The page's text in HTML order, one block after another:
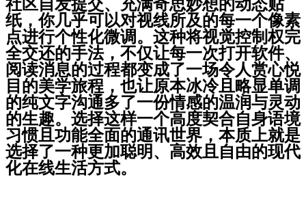
社区自发提交、充满奇思妙想的动态贴
纸，你几乎可以对视线所及的每一个像素
点进行个性化微调。这种将视觉控制权完
全交还的手法，不仅让每一次打开软件、
阅读消息的过程都变成了一场令人赏心悦
目的美学旅程，也让原本冰冷且略显单调
的纯文字沟通多了一份情感的温润与灵动
的生趣。选择这样一个高度契合自身语境
习惯且功能全面的通讯世界，本质上就是
选择了一种更加聪明、高效且自由的现代
化在线生活方式。